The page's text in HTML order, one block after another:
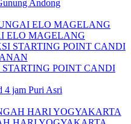
ELO MAGELANG
STARTING POINT CANDI